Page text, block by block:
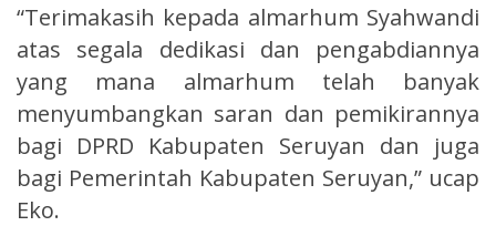
“Terimakasih kepada almarhum Syahwandi
atas segala dedikasi dan pengabdiannya
yang mana almarhum telah banyak
menyumbangkan saran dan pemikirannya
bagi DPRD Kabupaten Seruyan dan juga
bagi Pemerintah Kabupaten Seruyan,” ucap
Eko.